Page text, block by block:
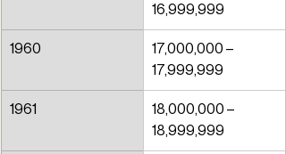
16,999,999
1960
17,000,000 –
17,999,999
1961
18,000,000 –
18,999,999